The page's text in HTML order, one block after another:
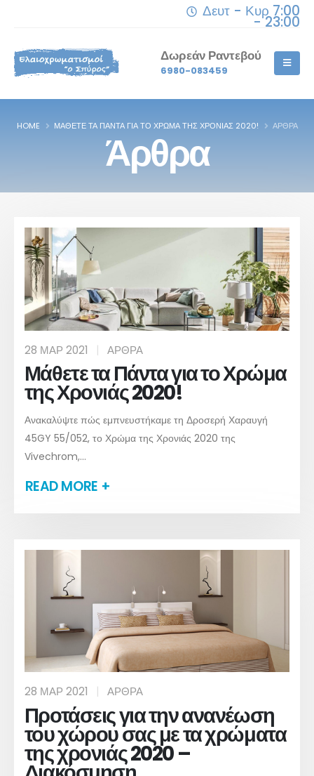
Δευτ - Κυρ 7:00
- 23:00
Δωρεάν Ραντεβού
6980-083459
HOME ΜΆΘΕΤΕ ΤΑ ΠΆΝΤΑ ΓΙΑ ΤΟ ΧΡΏΜΑ ΤΗΣ ΧΡΟΝΙΆΣ 2020! ΆΡΘΡΑ
Άρθρα
Μάθετε τα Πάντα για το Χρώμα
της Χρονιάς 2020!
28 ΜΑΡ 2021 ΆΡΘΡΑ
Ανακαλύψτε πώς εμπνευστήκαμε τη Δροσερή Χαραυγή
45GY 55/052, το Χρώμα της Χρονιάς 2020 της
Vivechrom,...
READ MORE +
Προτάσεις για την ανανέωση
του χώρου σας με τα χρώματα
της χρονιάς 2020 –
28 ΜΑΡ 2021 ΆΡΘΡΑ